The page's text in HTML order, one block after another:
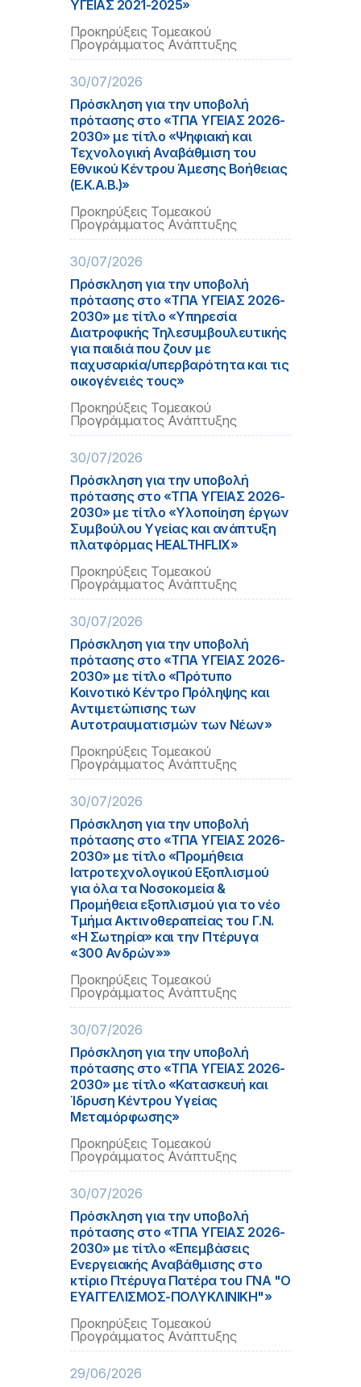
ΥΓΕΙΑΣ 2021-2025»
Προκηρύξεις Τομεακού
Προγράμματος Ανάπτυξης
30/07/2026
Πρόσκληση για την υποβολή
πρότασης στο «ΤΠΑ ΥΓΕΙΑΣ 2026-
2030» με τίτλο «Ψηφιακή και
Τεχνολογική Αναβάθμιση του
Εθνικού Κέντρου Άμεσης Βοήθειας
(Ε.Κ.Α.Β.)»
Προκηρύξεις Τομεακού
Προγράμματος Ανάπτυξης
30/07/2026
Πρόσκληση για την υποβολή
πρότασης στο «ΤΠΑ ΥΓΕΙΑΣ 2026-
2030» με τίτλο «Υπηρεσία
Διατροφικής Τηλεσυμβουλευτικής
για παιδιά που ζουν με
παχυσαρκία/υπερβαρότητα και τις
οικογένειές τους»
Προκηρύξεις Τομεακού
Προγράμματος Ανάπτυξης
30/07/2026
Πρόσκληση για την υποβολή
πρότασης στο «ΤΠΑ ΥΓΕΙΑΣ 2026-
2030» με τίτλο «Υλοποίηση έργων
Συμβούλου Υγείας και ανάπτυξη
πλατφόρμας HEALTHFLIX»
Προκηρύξεις Τομεακού
Προγράμματος Ανάπτυξης
30/07/2026
Πρόσκληση για την υποβολή
πρότασης στο «ΤΠΑ ΥΓΕΙΑΣ 2026-
2030» με τίτλο «Πρότυπο
Κοινοτικό Κέντρο Πρόληψης και
Αντιμετώπισης των
Αυτοτραυματισμών των Νέων»
Προκηρύξεις Τομεακού
Προγράμματος Ανάπτυξης
30/07/2026
Πρόσκληση για την υποβολή
πρότασης στο «ΤΠΑ ΥΓΕΙΑΣ 2026-
2030» με τίτλο «Προμήθεια
Ιατροτεχνολογικού Εξοπλισμού
για όλα τα Νοσοκομεία &
Προμήθεια εξοπλισμού για το νέο
Τμήμα Ακτινοθεραπείας του Γ.Ν.
«Η Σωτηρία» και την Πτέρυγα
«300 Ανδρών»»
Προκηρύξεις Τομεακού
Προγράμματος Ανάπτυξης
30/07/2026
Πρόσκληση για την υποβολή
πρότασης στο «ΤΠΑ ΥΓΕΙΑΣ 2026-
2030» με τίτλο «Κατασκευή και
Ίδρυση Κέντρου Υγείας
Μεταμόρφωσης»
Προκηρύξεις Τομεακού
Προγράμματος Ανάπτυξης
30/07/2026
Πρόσκληση για την υποβολή
πρότασης στο «ΤΠΑ ΥΓΕΙΑΣ 2026-
2030» με τίτλο «Επεμβάσεις
Ενεργειακής Αναβάθμισης στο
κτίριο Πτέρυγα Πατέρα του ΓΝΑ "Ο
ΕΥΑΓΓΕΛΙΣΜΟΣ-ΠΟΛΥΚΛΙΝΙΚΗ"»
Προκηρύξεις Τομεακού
Προγράμματος Ανάπτυξης
29/06/2026